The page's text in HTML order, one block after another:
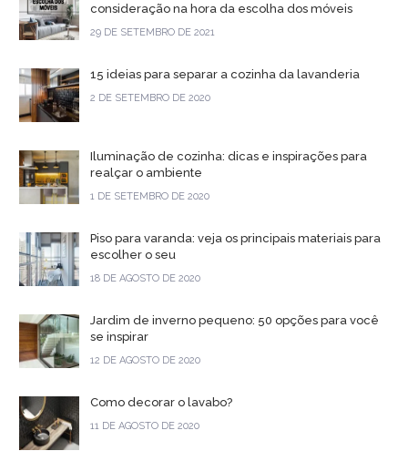
consideração na hora da escolha dos móveis
29 DE SETEMBRO DE 2021
15 ideias para separar a cozinha da lavanderia
2 DE SETEMBRO DE 2020
Iluminação de cozinha: dicas e inspirações para
realçar o ambiente
1 DE SETEMBRO DE 2020
Piso para varanda: veja os principais materiais para
escolher o seu
18 DE AGOSTO DE 2020
Jardim de inverno pequeno: 50 opções para você
se inspirar
12 DE AGOSTO DE 2020
Como decorar o lavabo?
11 DE AGOSTO DE 2020